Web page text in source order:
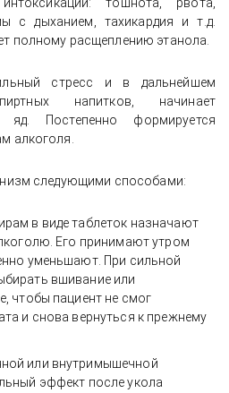
помощи при
и постановке
с дыханием, тахикардия и т.д.
полному расщеплению этанола.
стресс и в дальнейшем
напитков, начинает
Постепенно формируется
алкоголя.
следующими способами:
в виде таблеток назначают
Его принимают утром
уменьшают. При сильной
вшивание или
чтобы пациент не смог
и снова вернуться к прежнему
или внутримышечной
эффект после укола